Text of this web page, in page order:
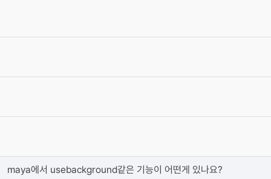
maya에서 usebackground같은 기능이 어떤게 있나요?